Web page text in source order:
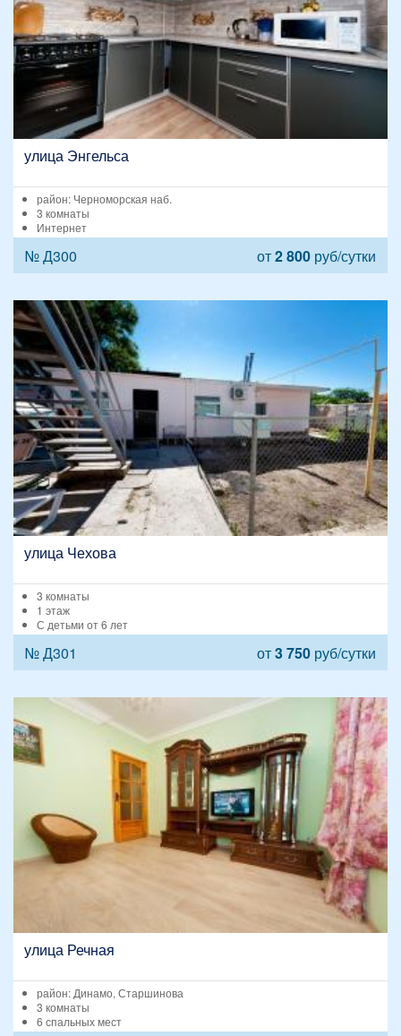
улица Энгельса
район: Черноморская наб.
3 комнаты
Интернет
№ Д300 от2 800 руб/сутки
улица Чехова
3 комнаты
1 этаж
С детьми от 6 лет
№ Д301 от3 750 руб/сутки
улица Речная
район: Динамо, Старшинова
3 комнаты
6 спальных мест